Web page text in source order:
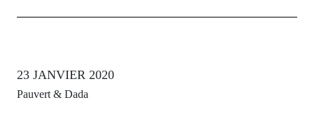
23 JANVIER 2020
Pauvert & Dada